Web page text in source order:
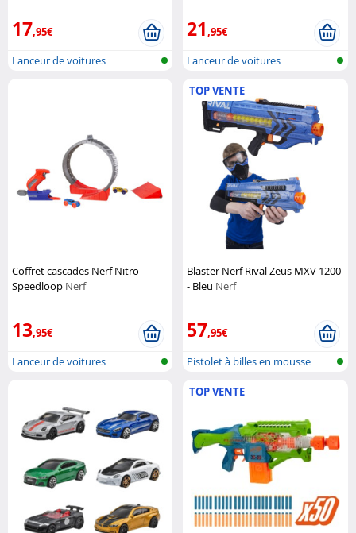
17,95€
Lanceur de voitures
21,95€
Lanceur de voitures
Coffret cascades Nerf Nitro
Speedloop Nerf
13,95€
Lanceur de voitures
TOP VENTE
Blaster Nerf Rival Zeus MXV 1200
- Bleu Nerf
57,95€
Pistolet à billes en mousse
TOP VENTE